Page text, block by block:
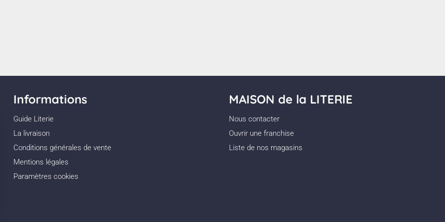
Informations
Guide Literie
La livraison
Conditions générales de vente
Mentions légales
Paramètres cookies
MAISON de la LITERIE
Nous contacter
Ouvrir une franchise
Liste de nos magasins